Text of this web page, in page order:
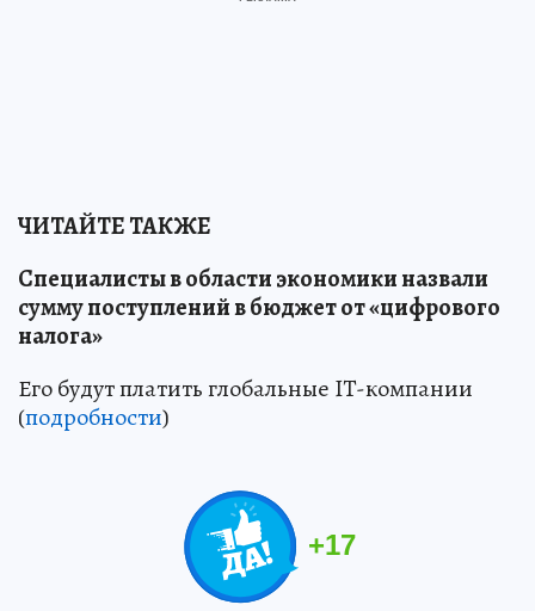
ЧИТАЙТЕ ТАКЖЕ
Специалисты в области экономики назвали
сумму поступлений в бюджет от «цифрового
налога»
Его будут платить глобальные IT-компании
(подробности)
+17